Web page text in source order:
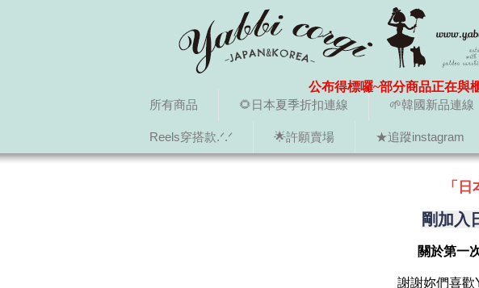
所有商品 🌻日本夏季折扣連線 🌱韓國新品連線
Reels穿搭款.ᐟ.ᐟ 🌟許願賣場 ★追蹤instagram
公布得標囉~部分商品正在與